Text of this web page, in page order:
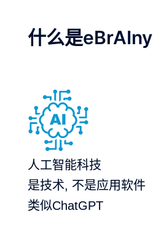
什么是eBrAIny
人工智能科技
是技术, 不是应用软件
类似ChatGPT